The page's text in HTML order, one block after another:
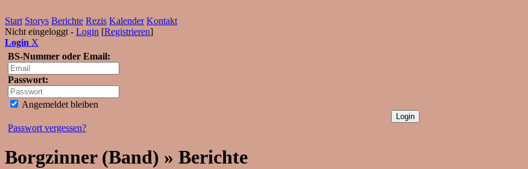
Start Storys Berichte Rezis Kalender Kontakt
Nicht eingeloggt - Login [Registrieren]
Login X
BS-Nummer oder Email:
Passwort:
Angemeldet bleiben
Passwort vergessen?
Borgzinner (Band) » Berichte